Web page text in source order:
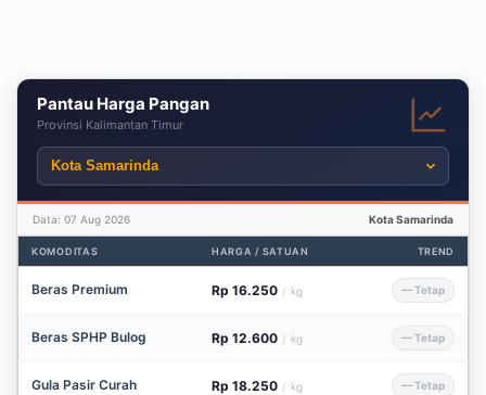
Pantau Harga Pangan
Provinsi Kalimantan Timur
Data: 07 Aug 2026 Kota Samarinda
KOMODITAS HARGA / SATUAN TREND
Beras Premium Rp 16.250 / kg — Tetap
Beras SPHP Bulog Rp 12.600 / kg — Tetap
Gula Pasir Curah Rp 18.250 / kg — Tetap